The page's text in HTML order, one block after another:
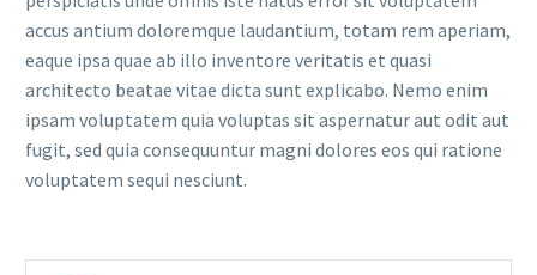
accus antium doloremque laudantium, totam rem aperiam,
eaque ipsa quae ab illo inventore veritatis et quasi
architecto beatae vitae dicta sunt explicabo. Nemo enim
ipsam voluptatem quia voluptas sit aspernatur aut odit aut
fugit, sed quia consequuntur magni dolores eos qui ratione
voluptatem sequi nesciunt.